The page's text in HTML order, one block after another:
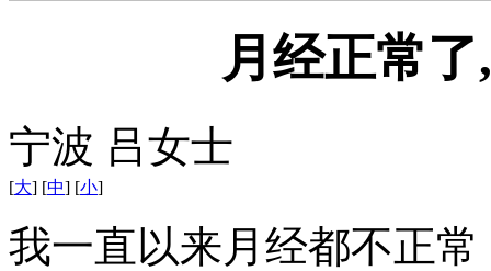
月经正常
宁波 吕女士
[大] [中] [小]
我一直以来月经都不正